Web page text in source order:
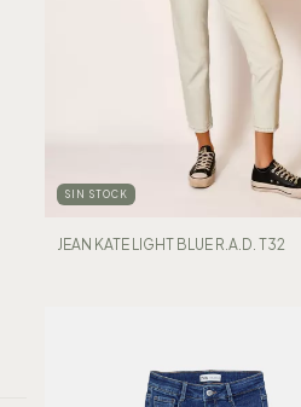
SIN STOCK
JEAN KATE LIGHT BLUE R.A.D. T32